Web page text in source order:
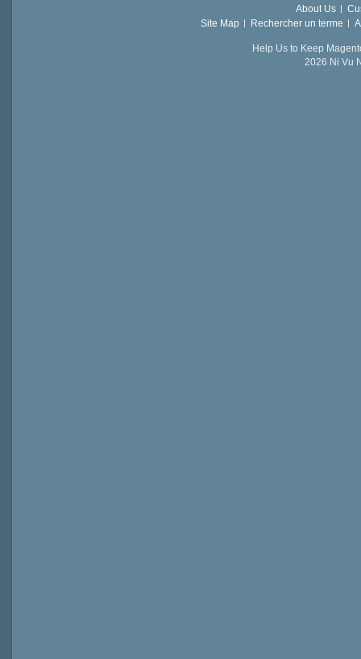
About Us
Site Map
Rechercher un terme
Help Us to Keep
2026 Ni Vu